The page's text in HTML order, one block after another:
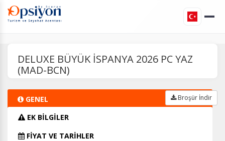
DELUXE BÜYÜK İSPANYA 2026 PC YAZ
(MAD-BCN)
GENEL
EK BİLGİLER
FİYAT VE TARİHLER
Broşür İndir